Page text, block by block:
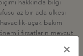
hakkında bilgi
az bir ada ülkesi
uçak bakım
fırsatların mevcut
Vella, ülkenin küçük ve
×